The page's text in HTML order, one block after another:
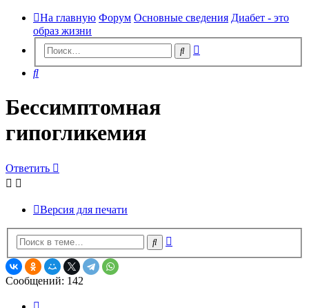
На главную Форум Основные сведения Диабет - это
образ жизни
Поиск
Поиск
Бессимптомная
гипогликемия
Ответить
Версия для печати
Поиск
Сообщений: 142